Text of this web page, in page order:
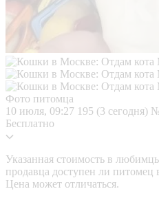
Фото питомца
10 июля, 09:27 195 (3 сегодня)
Бесплатно
Указанная стоимость в
продавца доступен ли питомец
Цена может отличаться.